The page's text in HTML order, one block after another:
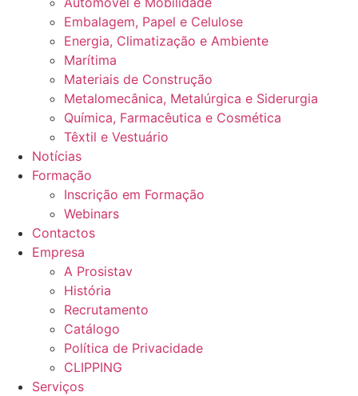
Embalagem, Papel e Celulose
Energia, Climatização e Ambiente
Marítima
Materiais de Construção
Metalomecânica, Metalúrgica e Siderurgia
Química, Farmacêutica e Cosmética
Têxtil e Vestuário
Notícias
Formação
Inscrição em Formação
Webinars
Contactos
Empresa
A Prosistav
História
Recrutamento
Catálogo
Política de Privacidade
CLIPPING
Serviços